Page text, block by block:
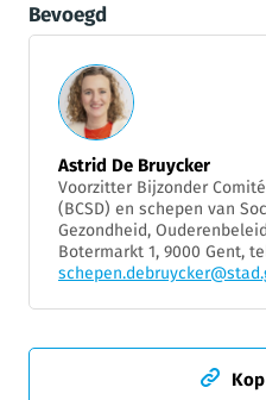
Bevoegd
Astrid De Bruycker
Voorzitter Bijzonder
(BCSD) en schepen van
Gezondheid,
Botermarkt 1, 9000 Gent,